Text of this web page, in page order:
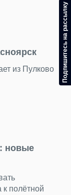
из Пулково
новые
полётной
Подпишитесь на рассылку